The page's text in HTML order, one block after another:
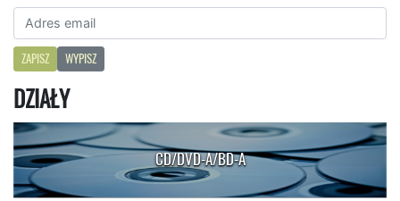
ZAPISZ WYPISZ
DZIAŁY
CD/DVD-A/BD-A